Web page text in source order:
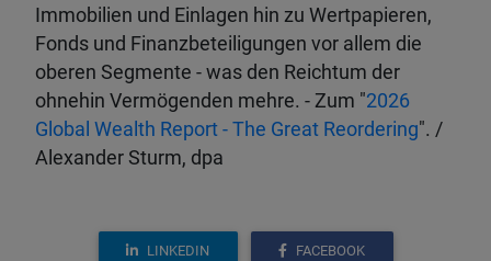
Immobilien und Einlagen hin zu Wertpapieren,
Fonds und Finanzbeteiligungen vor allem die
oberen Segmente - was den Reichtum der
ohnehin Vermögenden mehre. - Zum "2026
Global Wealth Report - The Great Reordering". /
Alexander Sturm, dpa
LINKEDIN FACEBOOK